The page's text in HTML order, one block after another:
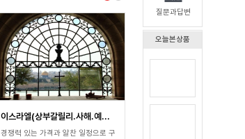
질문과답변
오늘본상품
이스라엘(상부갈릴리.사해.예...
경쟁력 있는 가격과 알찬 일정으로 구